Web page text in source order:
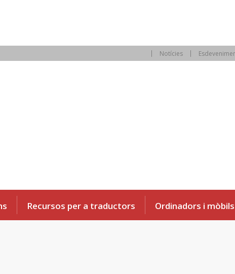
Notícies
Recursos per a traductors Ordinadors i mòbils